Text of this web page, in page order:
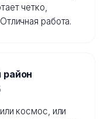
четко,
работа.
космос, или